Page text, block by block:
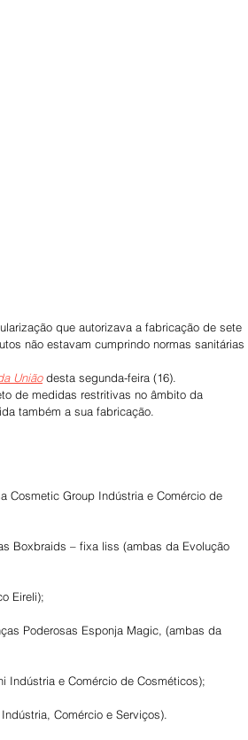
que autorizava a fabricação de sete
não estavam cumprindo normas sanitárias
União desta segunda-feira (16).
de medidas restritivas no âmbito da
também a sua fabricação.
Cosmetic Group Indústria e Comércio de
Boxbraids – fixa liss (ambas da Evolução
Eireli);
Poderosas Esponja Magic, (ambas da
Indústria e Comércio de Cosméticos);
Comércio e Serviços).